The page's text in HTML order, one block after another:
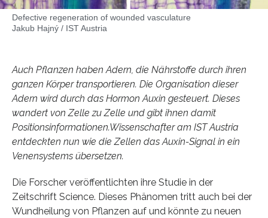
Defective regeneration of wounded vasculature
Jakub Hajný / IST Austria
Auch Pflanzen haben Adern, die Nährstoffe durch ihren
ganzen Körper transportieren. Die Organisation dieser
Adern wird durch das Hormon Auxin gesteuert. Dieses
wandert von Zelle zu Zelle und gibt ihnen damit
Positionsinformationen.Wissenschafter am IST Austria
entdeckten nun wie die Zellen das Auxin-Signal in ein
Venensystems übersetzen.
Die Forscher veröffentlichten ihre Studie in der
Zeitschrift Science. Dieses Phänomen tritt auch bei der
Wundheilung von Pflanzen auf und könnte zu neuen